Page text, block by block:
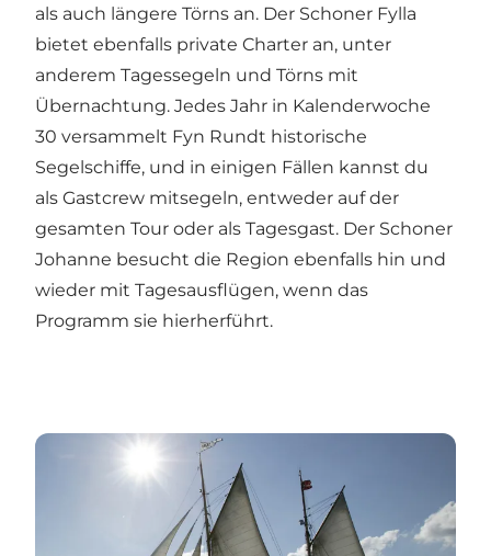
als auch längere Törns an. Der Schoner Fylla
bietet ebenfalls private Charter an, unter
anderem Tagessegeln und Törns mit
Übernachtung. Jedes Jahr in Kalenderwoche
30 versammelt Fyn Rundt historische
Segelschiffe, und in einigen Fällen kannst du
als Gastcrew mitsegeln, entweder auf der
gesamten Tour oder als Tagesgast. Der Schoner
Johanne besucht die Region ebenfalls hin und
wieder mit Tagesausflügen, wenn das
Programm sie hierherführt.